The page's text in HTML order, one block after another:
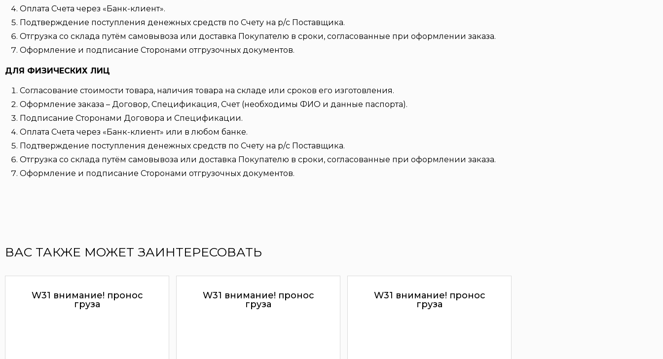
Оплата Счета через «Банк-клиент».
Подтверждение поступления денежных средств по Счету на р/с Поставщика.
Отгрузка со склада путём самовывоза или доставка Покупателю в сроки, согласованные при оформлении заказа.
Оформление и подписание Сторонами отгрузочных документов.
ДЛЯ ФИЗИЧЕСКИХ ЛИЦ
Согласование стоимости товара, наличия товара на складе или сроков его изготовления.
Оформление заказа – Договор, Спецификация, Счет (необходимы ФИО и данные паспорта).
Подписание Сторонами Договора и Спецификации.
Оплата Счета через «Банк-клиент» или в любом банке.
Подтверждение поступления денежных средств по Счету на р/с Поставщика.
Отгрузка со склада путём самовывоза или доставка Покупателю в сроки, согласованные при оформлении заказа.
Оформление и подписание Сторонами отгрузочных документов.
ВАС ТАКЖЕ МОЖЕТ ЗАИНТЕРЕСОВАТЬ
W31 внимание! пронос
груза
W31 внимание! пронос
груза
W31 внимание! пронос
груза